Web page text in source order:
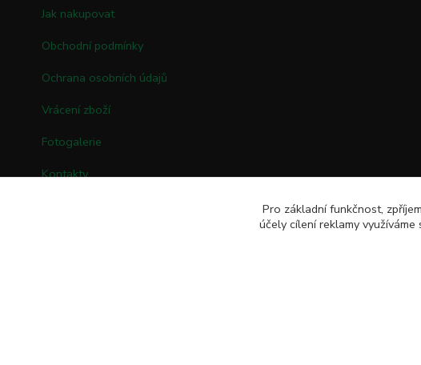
Jak nakupovat
Obchodní podmínky
Ochrana osobních údajů
Vrácení zboží
Fotogalerie
Kontakty
Pro základní funkčnost,
účely cílení reklamy